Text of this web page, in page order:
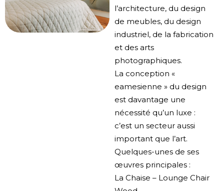
l’architecture, du design
de meubles, du design
industriel, de la fabrication
et des arts
photographiques.
La conception «
eamesienne » du design
est davantage une
nécessité qu’un luxe :
c’est un secteur aussi
important que l’art.
Quelques-unes de ses
œuvres principales :
La Chaise – Lounge Chair